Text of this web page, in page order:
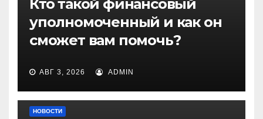
Кто такой финансовый
уполномоченный и как он
сможет вам помочь?
АВГ 3, 2026 ADMIN
НОВОСТИ